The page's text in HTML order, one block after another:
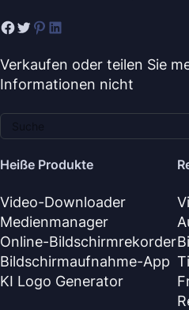
Verkaufen oder teilen Sie
Informationen nicht
Heiße Produkte
Video-Downloader
Medienmanager
Online-Bildschirmrekorder
Bildschirmaufnahme-App
KI Logo Generator